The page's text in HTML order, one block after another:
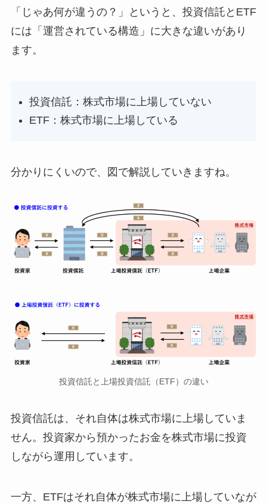
「じゃあ何が違うの？」というと、投資信託とETF
には「運営されている構造」に大きな違いがあり
ます。
投資信託：株式市場に上場していない
ETF：株式市場に上場している
分かりにくいので、図で解説していきますね。
投資信託と上場投資信託（ETF）の違い
投資信託は、それ自体は株式市場に上場していま
せん。投資家から預かったお金を株式市場に投資
しながら運用しています。
一方、ETFはそれ自体が株式市場に上場していなが